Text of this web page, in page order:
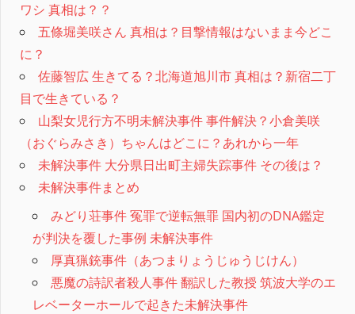
ワシ 真相は？？
五條堀美咲さん 真相は？目撃情報はないまま今どこ
に？
佐藤智広 生きてる？北海道旭川市 真相は？新宿二丁
目で生きている？
山梨女児行方不明未解決事件 事件解決？小倉美咲
（おぐらみさき）ちゃんはどこに？あれから一年
未解決事件 大分県日出町主婦失踪事件 その後は？
未解決事件まとめ
みどり荘事件 冤罪で逆転無罪 国内初のDNA鑑定
が判決を覆した事例 未解決事件
厚真猟銃事件（あつまりょうじゅうじけん）
悪魔の詩訳者殺人事件 翻訳した教授 筑波大学のエ
レベーターホールで起きた未解決事件